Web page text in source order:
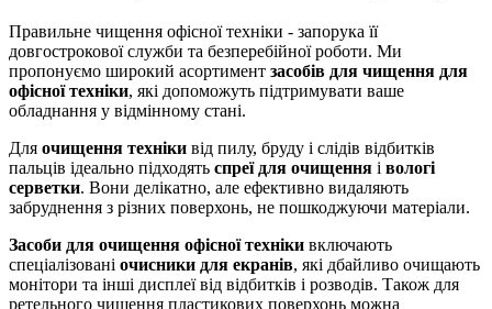
Правильне чищення офісної техніки - запорука її
довгострокової служби та безперебійної роботи. Ми
пропонуємо широкий асортимент засобів для чищення для
офісної техніки, які допоможуть підтримувати ваше
обладнання у відмінному стані.
Для очищення техніки від пилу, бруду і слідів відбитків
пальців ідеально підходять спреї для очищення і вологі
серветки. Вони делікатно, але ефективно видаляють
забруднення з різних поверхонь, не пошкоджуючи матеріали.
Засоби для очищення офісної техніки включають
спеціалізовані очисники для екранів, які дбайливо очищають
монітори та інші дисплеї від відбитків і розводів. Також для
ретельного чищення пластикових поверхонь можна